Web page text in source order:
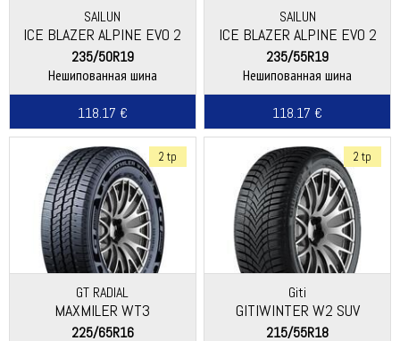
SAILUN
ICE BLAZER ALPINE EVO 2
235/50R19
Нешипованная шина
118.17 €
SAILUN
ICE BLAZER ALPINE EVO 2
235/55R19
Нешипованная шина
118.17 €
2 tp
GT RADIAL
MAXMILER WT3
225/65R16
2 tp
Giti
GITIWINTER W2 SUV
215/55R18